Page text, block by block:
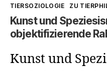
Kategorien
TIERSOZIOLOGIE ZU
Kunst und
objektifizierende
Kunst und